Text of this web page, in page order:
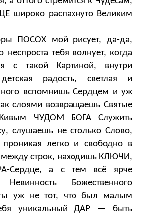
широко распахнуто Великим
ПОСОХ мой рисует, да-да,
неспроста тебя волнует, когда
с такой Картиной, внутри
радость, светлая и
вспомнишь Сердцем и уж
слоями возвращаешь Святые
ЧУДОМ БОГА Служить
слушаешь не столько Слово,
легко и свободно в
строк, находишь КЛЮЧИ,
Сердце, а с тем всё ярче
Невинность Божественного
уж не тот, что был малым
уникальный ДАР — быть